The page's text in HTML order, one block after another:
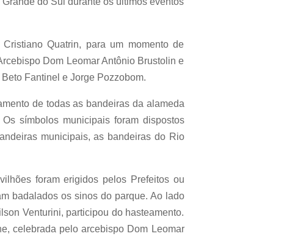
Quatrin, para um momento de
Dom Leomar Antônio Brustolin e
Fantinel e Jorge Pozzobom.
de todas as bandeiras da alameda
símbolos municipais foram dispostos
municipais, as bandeiras do Rio
foram erigidos pelos Prefeitos ou
badalados os sinos do parque. Ao lado
Venturini, participou do hasteamento.
celebrada pelo arcebispo Dom Leomar